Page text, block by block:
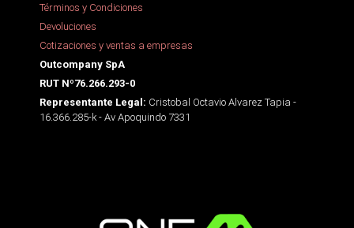
Términos y Condiciones
Devoluciones
Cotizaciones y ventas a empresas
Outcompany SpA
RUT Nº76.266.293-0
Representante Legal: Cristobal Octavio Alvarez Tapia -
16.366.285-k - Av Apoquindo 7331